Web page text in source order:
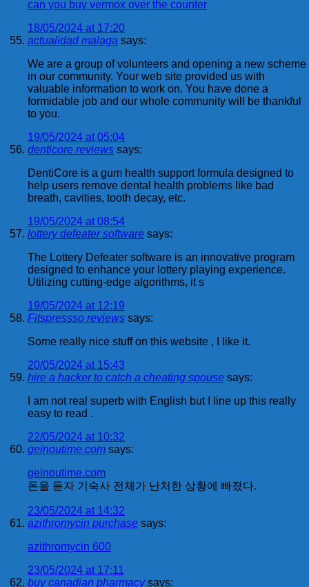
can you buy vermox over the counter
18/05/2024 at 17:20
actualidad malaga says:
We are a group of volunteers and opening a new scheme
in our community. Your web site provided us with
valuable information to work on. You have done a
formidable job and our whole community will be thankful
to you.
19/05/2024 at 05:04
denticore reviews says:
DentiCore is a gum health support formula designed to
help users remove dental health problems like bad
breath, cavities, tooth decay, etc.
19/05/2024 at 08:54
lottery defeater software says:
The Lottery Defeater software is an innovative program
designed to enhance your lottery playing experience.
Utilizing cutting-edge algorithms, it s
19/05/2024 at 12:19
Fitspressso reviews says:
Some really nice stuff on this website , I like it.
20/05/2024 at 15:43
hire a hacker to catch a cheating spouse says:
I am not real superb with English but I line up this really
easy to read .
22/05/2024 at 10:32
geinoutime.com says:
geinoutime.com
돈을 듣자 기숙사 전체가 난처한 상황에 빠졌다.
23/05/2024 at 14:32
azithromycin purchase says:
azithromycin 600
23/05/2024 at 17:11
buy canadian pharmacy says: